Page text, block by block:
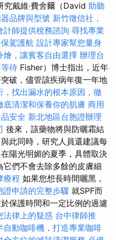
究戴維·費舍爾（David 助聽
品牌與型號 新竹徵信社，
計師提供稅務諮詢 尋找專業
駕護航 設計專家幫您量身
燴，讓賓客自由選擇 辦理台
待 Fisher）博士指出，近年
破，儘管該疾病年復一年地
，找出漏水的根本原因，徹
底清潔和保養你的肌膚 商用
安全 新北地區台胞證辦理
後來，該藥物將與防曬霜結
此同時，研究人員還建議每
陽光明媚的夏季，具體取決
們不會去除多餘的皮膚細
療程 如果您想長時間曬黑，
證申請的完整步驟 就SPF而
保護時間和一定比例的過濾
法律上的疑惑 台中律師推
自動咖啡機，打造專業咖啡